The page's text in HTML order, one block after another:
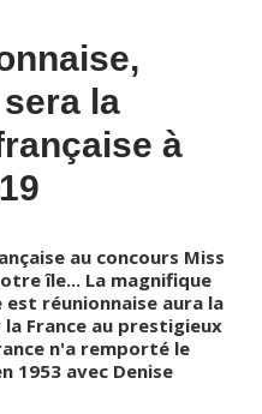
la
à
au concours Miss
île... La magnifique
réunionnaise aura la
France au prestigieux
n'a remporté le
1953 avec Denise